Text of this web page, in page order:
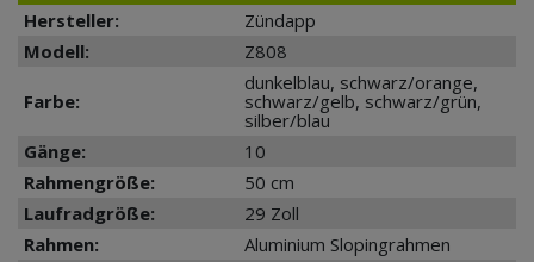
Hersteller:
Zündapp
Modell:
Z808
Farbe:
dunkelblau, schwarz/orange,
schwarz/gelb, schwarz/grün,
silber/blau
Gänge:
10
Rahmengröße:
50 cm
Laufradgröße:
29 Zoll
Rahmen:
Aluminium Slopingrahmen